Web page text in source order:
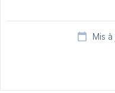
Mis